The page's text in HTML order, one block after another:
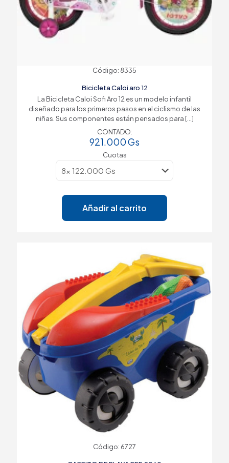
Código: 8335
Bicicleta Caloi aro 12
La Bicicleta Caloi Sofi Aro 12 es un modelo infantil
diseñado para los primeros pasos en el ciclismo de las
niñas. Sus componentes están pensados para […]
CONTADO:
921.000Gs
Cuotas
Añadir al carrito
Código: 6727